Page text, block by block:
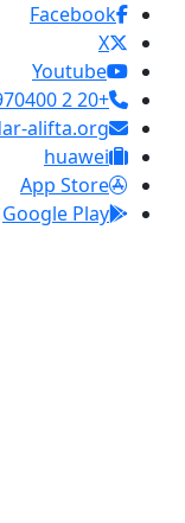
Facebook
X
Youtube
+20 2 25970400
alifta.org
huawei
App Store
Google Play